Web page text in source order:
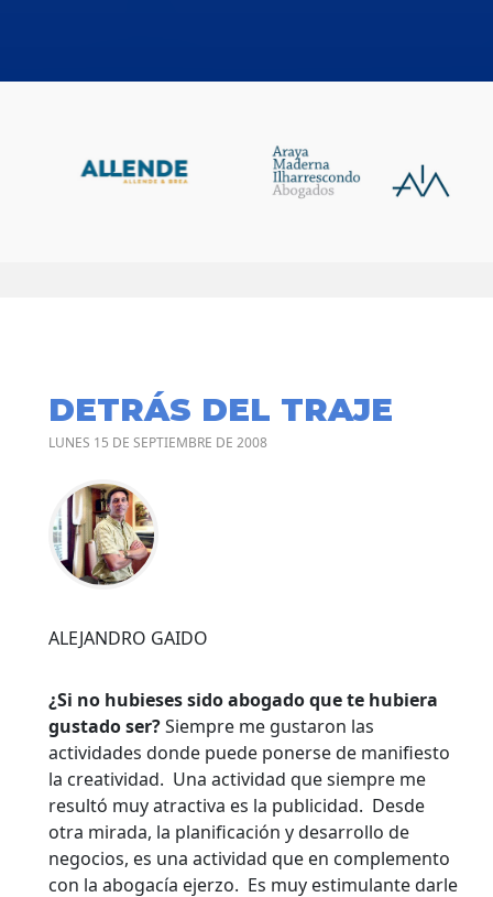
DETRÁS DEL TRAJE
LUNES 15 DE SEPTIEMBRE DE 2008
ALEJANDRO GAIDO
¿Si no hubieses sido abogado que te hubiera
gustado ser?Siempre me gustaron las
actividades donde puede ponerse de manifiesto
la creatividad. Una actividad que siempre me
resultó muy atractiva es la publicidad. Desde
otra mirada, la planificación y desarrollo de
negocios, es una actividad que en complemento
con la abogacía ejerzo. Es muy estimulante darle